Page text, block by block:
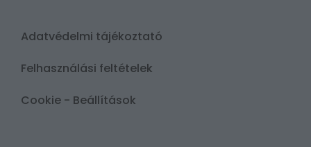
Adatvédelmi tájékoztató
Felhasználási feltételek
Cookie - Beállítások